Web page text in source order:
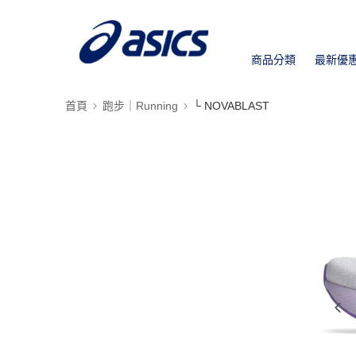
商品分類 最新優
首頁 跑步｜Running └ NOVABLAST